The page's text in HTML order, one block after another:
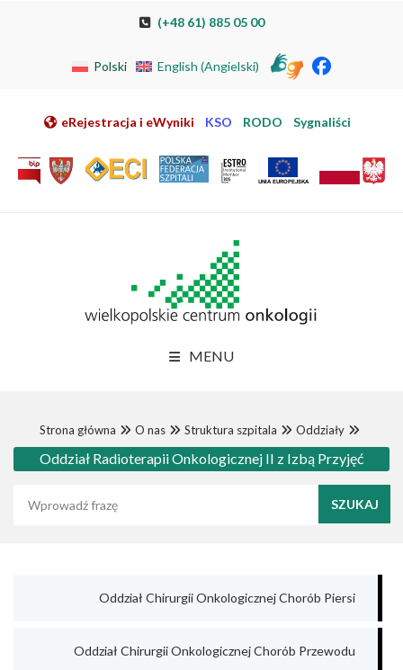
Przeskocz do nawigacji
Przejdź do mapy strony
Przejdź do elektronicznej rejestracji pacjenta
(+48 61) 885 05 00
Polski English (Angielski)
eRejestracja i eWyniki KSO RODO Sygnaliści
MENU
Strona główna O nas Struktura szpitala Oddziały
Oddział Radioterapii Onkologicznej II z Izbą Przyjęć
Oddział Chirurgii Onkologicznej Chorób Piersi
Oddział Chirurgii Onkologicznej Chorób Przewodu